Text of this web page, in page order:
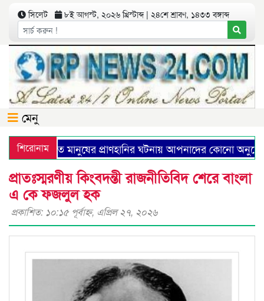
সিলেট ৮ই আগস্ট, ২০২৬ খ্রিস্টাব্দ | ২৪শে শ্রাবণ, ১৪৩৩ বঙ্গাব্দ
মেনু
শিরোনাম
এত মানুষের প্রাণহানির ঘটনায় আপনাদের কোনো অনুশোচনা
প্রাতঃস্মরণীয় কিংবদন্তী রাজনীতিবিদ শেরে বাংলা
এ কে ফজলুল হক
প্রকাশিত: ১০:১৫ পূর্বাহ্ণ, এপ্রিল ২৭, ২০২৬